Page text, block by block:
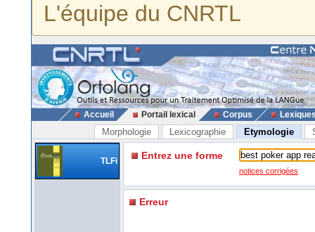
L'équipe du CNRTL
Accueil Portail lexical Corpus
Morphologie Lexicographie Etymologie
TLFi Entrez une forme
notices corrigées
Erreur